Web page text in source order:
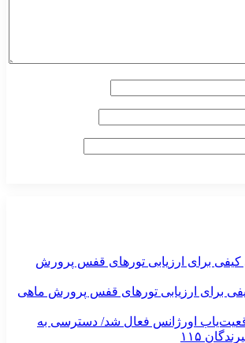
برای ارزیابی تورهای قفس پرورش ماهی